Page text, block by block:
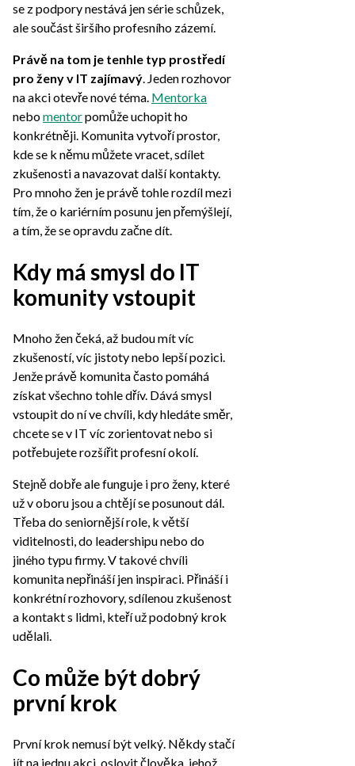
se z podpory nestává jen série schůzek,
ale součást širšího profesního zázemí.
Právě na tom je tenhle typ prostředí
pro ženy v IT zajímavý. Jeden rozhovor
na akci otevře nové téma. Mentorka
nebomentorpomůže uchopit ho
konkrétněji. Komunita vytvoří prostor,
kde se k němu můžete vracet, sdílet
zkušenosti a navazovat další kontakty.
Pro mnoho žen je právě tohle rozdíl mezi
tím, že o kariérním posunu jen přemýšlejí,
a tím, že se opravdu začne dít.
Kdy má smysl do IT
komunity vstoupit
Mnoho žen čeká, až budou mít víc
zkušeností, víc jistoty nebo lepší pozici.
Jenže právě komunita často pomáhá
získat všechno tohle dřív. Dává smysl
vstoupit do ní ve chvíli, kdy hledáte směr,
chcete se v IT víc zorientovat nebo si
potřebujete rozšířit profesní okolí.
Stejně dobře ale funguje i pro ženy, které
už v oboru jsou a chtějí se posunout dál.
Třeba do seniornější role, k větší
viditelnosti, do leadershipu nebo do
jiného typu firmy. V takové chvíli
komunita nepřináší jen inspiraci. Přináší i
konkrétní rozhovory, sdílenou zkušenost
a kontakt s lidmi, kteří už podobný krok
udělali.
Co může být dobrý
první krok
První krok nemusí být velký. Někdy stačí
jít na jednu akci, oslovit člověka, jehož